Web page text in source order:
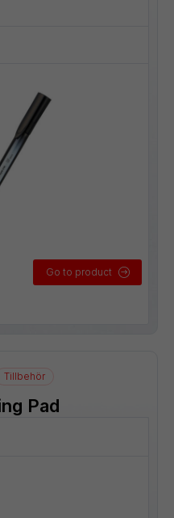
Go to product
Tillbehör
Pad